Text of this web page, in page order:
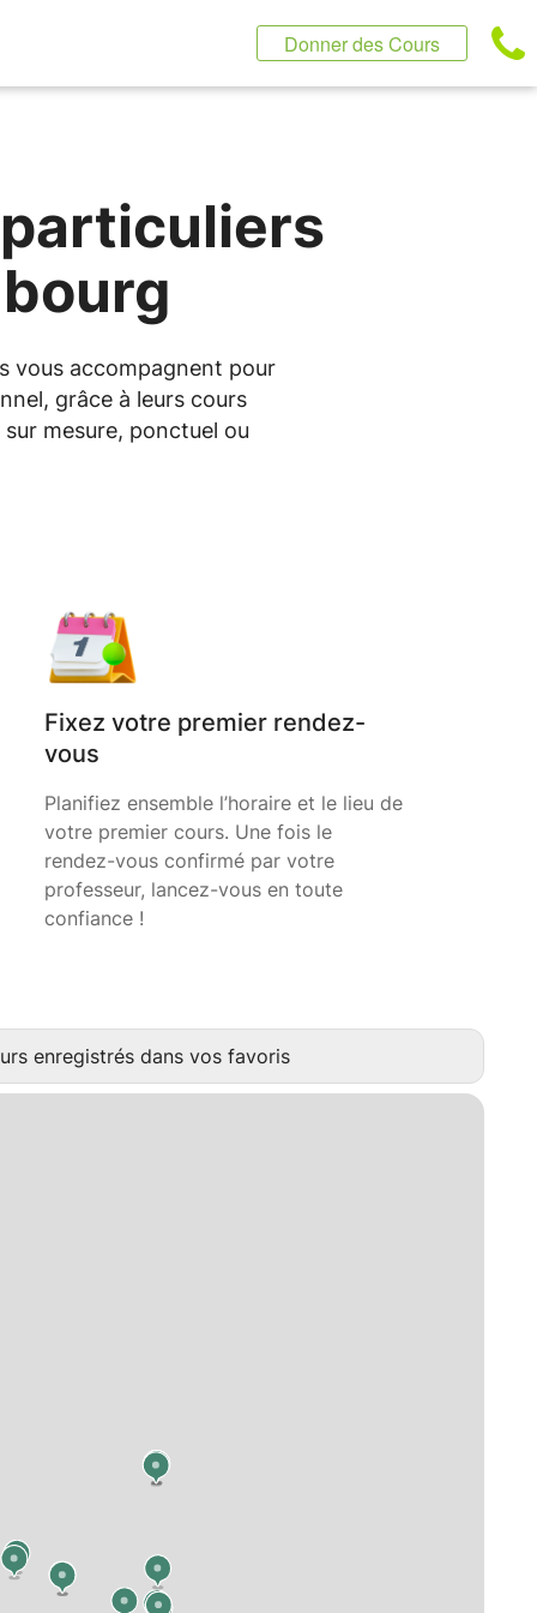
Donner des Cours
vous accompagnent pour
grâce à leurs cours
mesure, ponctuel ou
Fixez votre premier rendez-
vous
Planifiez ensemble l’horaire et le lieu de
votre premier cours. Une fois le
rendez-vous confirmé par votre
professeur, lancez-vous en toute
confiance !
enregistrés dans vos favoris